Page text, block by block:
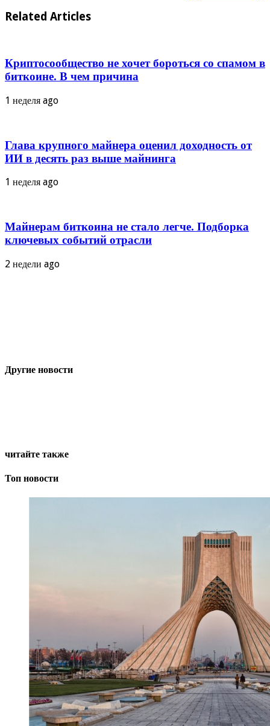
Related Articles
Криптосообщество не хочет бороться со спамом в
биткоине. В чем причина
1 неделя ago
Глава крупного майнера оценил доходность от
ИИ в десять раз выше майнинга
1 неделя ago
Майнерам биткоина не стало легче. Подборка
ключевых событий отрасли
2 недели ago
Другие новости
читайте также
Топ новости